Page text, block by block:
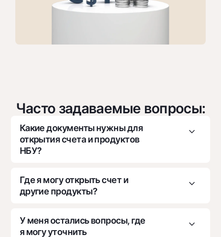
Часто задаваемые вопросы:
Какие документы нужны для
открытия счета и продуктов
НБУ?
1. Документ, удостоверяющий личность лиц(-
а), обладающего(-их) полномочиями
подписания платежных документов от имени
2. Документы о государственной регистрации
Где я могу открыть счет и
другие продукты?
1. Для открытия счета и других продуктов
необходимо посетить отделение НБУ.
У меня остались вопросы, где
я могу уточнить